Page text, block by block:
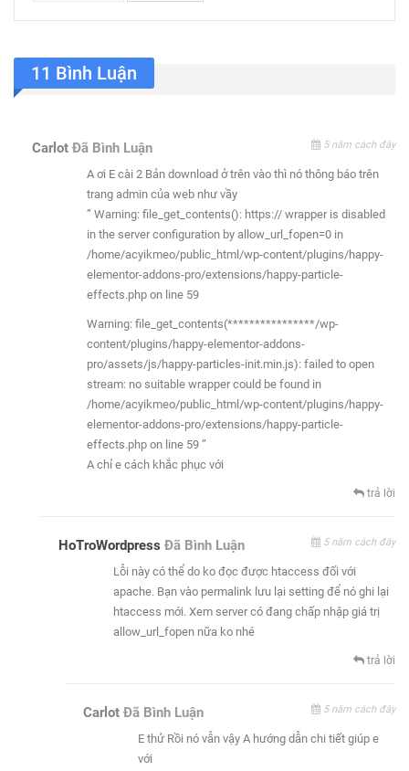
11 Bình Luận
Carlot Đã Bình Luận 5 năm cách đây
A ơi E cài 2 Bản download ở trên vào thì nó thông báo trên
trang admin của web như vầy
” Warning: file_get_contents(): https:// wrapper is disabled
in the server configuration by allow_url_fopen=0 in
/home/acyikmeo/public_html/wp-content/plugins/happy-
elementor-addons-pro/extensions/happy-particle-
effects.php on line 59
Warning: file_get_contents(****************/wp-
content/plugins/happy-elementor-addons-
pro/assets/js/happy-particles-init.min.js): failed to open
stream: no suitable wrapper could be found in
/home/acyikmeo/public_html/wp-content/plugins/happy-
elementor-addons-pro/extensions/happy-particle-
effects.php on line 59 ”
A chỉ e cách khắc phục với
trả lời
HoTroWordpress Đã Bình Luận 5 năm cách đây
Lỗi này có thể do ko đọc được htaccess đối với
apache. Bạn vào permalink lưu lại setting để nó ghi lại
htaccess mới. Xem server có đang chấp nhập giá trị
allow_url_fopen nữa ko nhé
trả lời
CarlotĐã Bình Luận 5 năm cách đây
E thử Rồi nó vẫn vậy A hướng dẫn chi tiết giúp e
với